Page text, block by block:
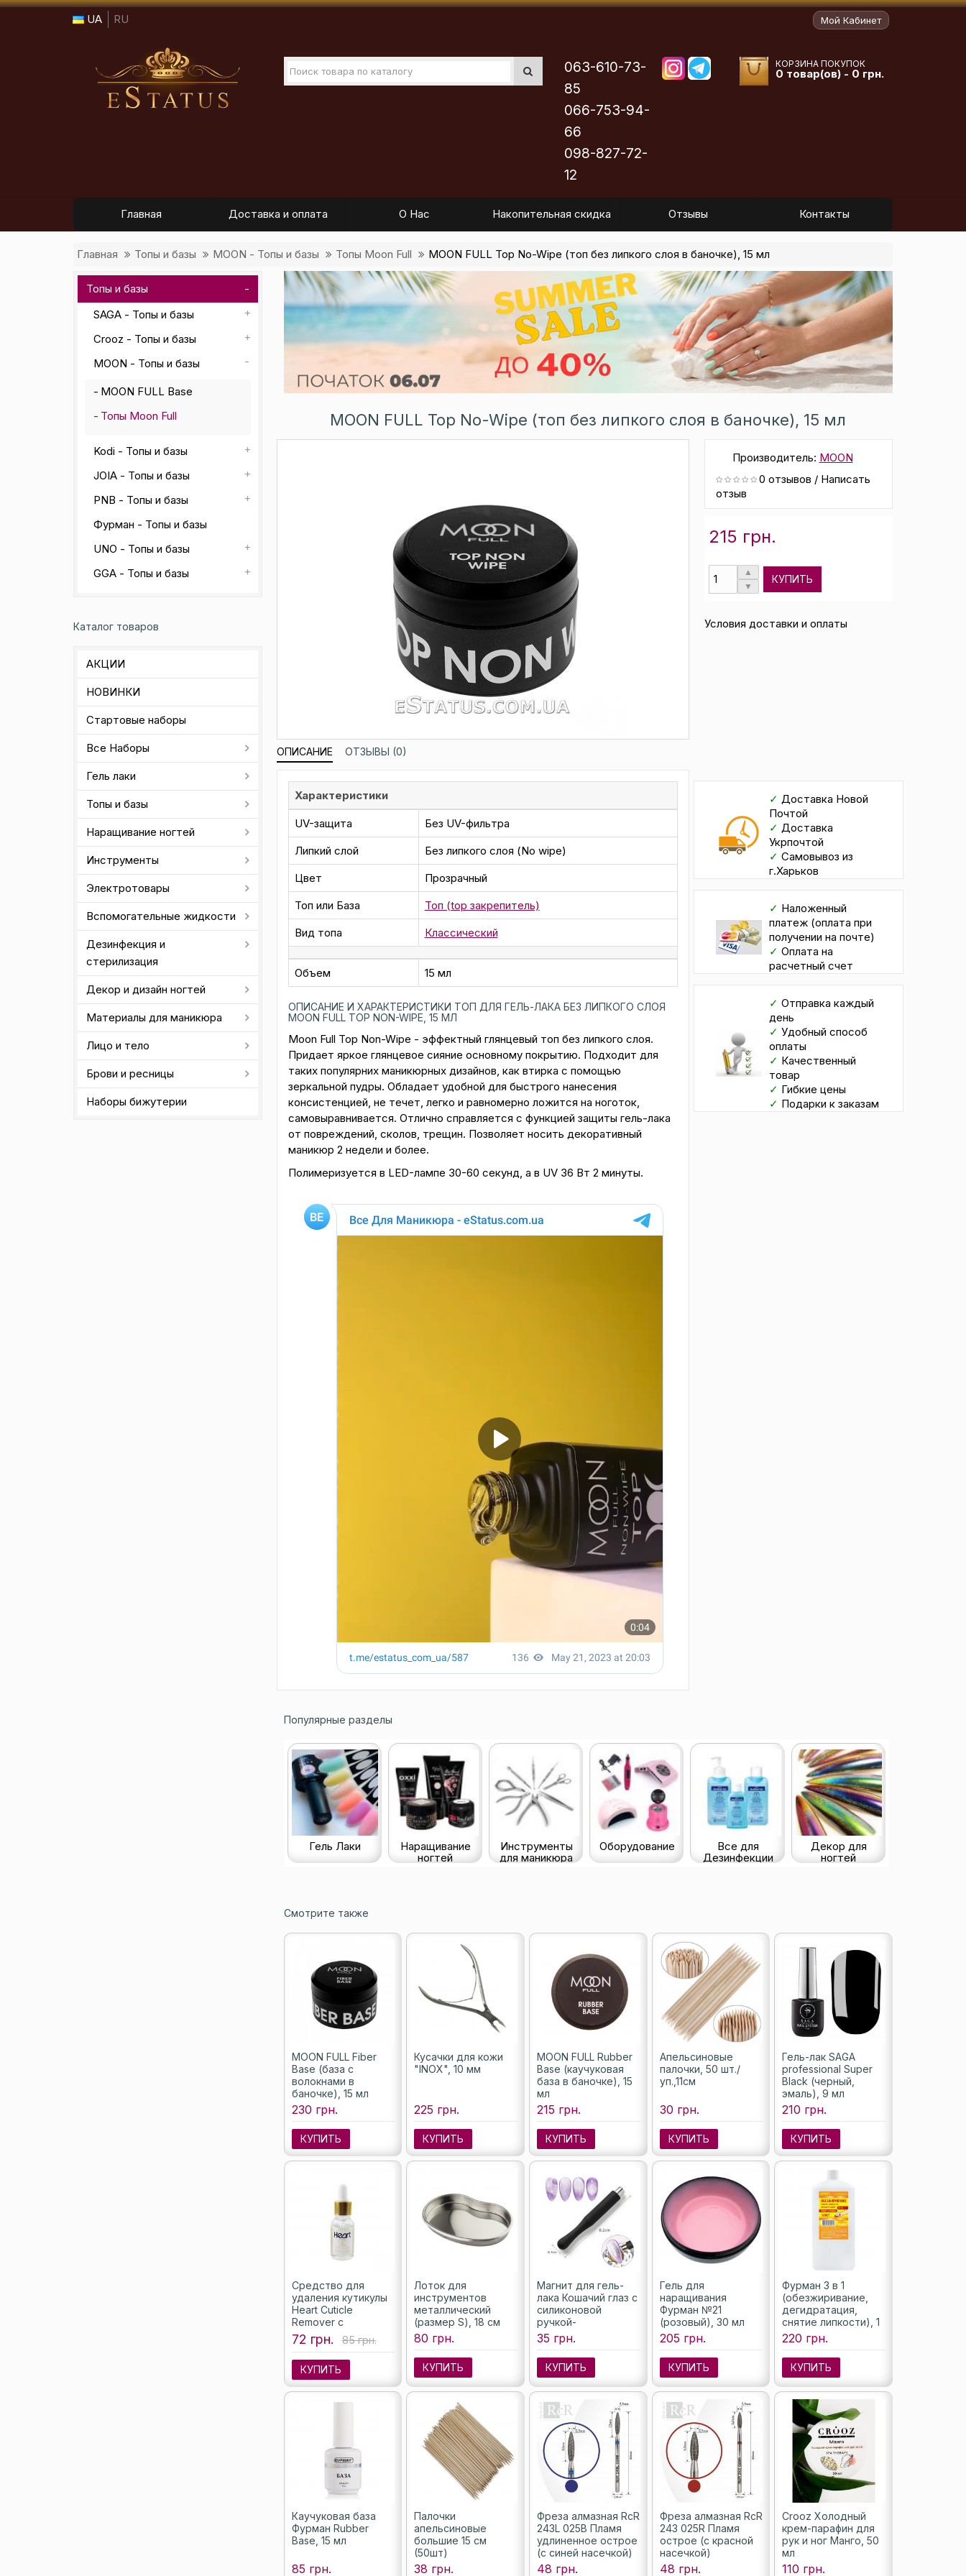
UA RU Мой Кабинет
063-610-73-
85
066-753-94-
66
098-827-72-
12
КОРЗИНА ПОКУПОК
0 товар(ов) - 0 грн.
Главная Доставка и оплата О Нас Накопительная скидка Отзывы Контакты
Главная Топы и базы MOON - Топы и базы Топы Moon Full MOON FULL Top No-Wipe (топ без липкого слоя в баночке), 15 мл
Топы и базы
SAGA - Топы и базы
Crooz - Топы и базы
MOON - Топы и базы
MOON FULL Base
Топы Moon Full
Kodi - Топы и базы
JOIA - Топы и базы
PNB - Топы и базы
Фурман - Топы и базы
UNO - Топы и базы
GGA - Топы и базы
Каталог товаров
АКЦИИ
НОВИНКИ
Стартовые наборы
Все Наборы
Гель лаки
Топы и базы
Наращивание ногтей
Инструменты
Электротовары
Вспомогательные жидкости
Дезинфекция и
стерилизация
Декор и дизайн ногтей
Материалы для маникюра
Лицо и тело
Брови и ресницы
Наборы бижутерии
MOON FULL Top No-Wipe (топ без липкого слоя в баночке), 15 мл
ОПИСАНИЕ ОТЗЫВЫ (0)
Производитель: MOON
0 отзывов / Написать
отзыв
215 грн.
КУПИТЬ
Условия доставки и оплаты
Характеристики
UV-защита
Без UV-фильтра
Липкий слой
Без липкого слоя (No wipe)
Цвет
Прозрачный
Топ или База
Топ (top закрепитель)
Вид топа
Классический
Объем 15 мл
ОПИСАНИЕ И ХАРАКТЕРИСТИКИ ТОП ДЛЯ ГЕЛЬ-ЛАКА БЕЗ ЛИПКОГО СЛОЯ
MOON FULL TOP NON-WIPE, 15 МЛ
Moon Full Top Non-Wipe - эффектный глянцевый топ без липкого слоя.
Придает яркое глянцевое сияние основному покрытию. Подходит для
таких популярних маникюрных дизайнов, как втирка с помощью
зеркальной пудры. Обладает удобной для быстрого нанесения
консистенцией, не течет, легко и равномерно ложится на ноготок,
самовыравнивается. Отлично справляется с функцией защиты гель-лака
от повреждений, сколов, трещин. Позволяет носить декоративный
маникюр 2 недели и более.
Полимеризуется в LED-лампе 30-60 секунд, а в UV 36 Вт 2 минуты.
✓ Доставка Новой
Почтой
✓ Доставка
Укрпочтой
✓ Самовывоз из
г.Харьков
✓ Наложенный
платеж (оплата при
получении на почте)
✓ Оплата на
расчетный счет
✓ Отправка каждый
день
✓ Удобный способ
оплаты
✓ Качественный
товар
✓ Гибкие цены
✓ Подарки к заказам
Популярные разделы
Гель Лаки
Наращивание
ногтей
Инструменты
для маникюра
Оборудование
Все для
Дезинфекции
Декор для
ногтей
Смотрите также
MOON FULL Fiber
Base (база с
волокнами в
баночке), 15 мл
230 грн.
КУПИТЬ
Кусачки для кожи
"INOX", 10 мм
225 грн.
КУПИТЬ
MOON FULL Rubber
Base (каучуковая
база в баночке), 15
мл
215 грн.
КУПИТЬ
Апельсиновые
палочки, 50 шт./
уп.,11см
30 грн.
КУПИТЬ
Гель-лак SAGA
professional Super
Black (черный,
эмаль), 9 мл
210 грн.
КУПИТЬ
Средство для
удаления кутикулы
Heart Cuticle
Remover с
пипеткой, цвет
прозрачный 15 мл
72 грн. 85 грн.
КУПИТЬ
Лоток для
инструментов
металлический
(размер S), 18 см
80 грн.
КУПИТЬ
Магнит для гель-
лака Кошачий глаз с
силиконовой
ручкой-
держателем
35 грн.
КУПИТЬ
Гель для
наращивания
Фурман №21
(розовый), 30 мл
205 грн.
КУПИТЬ
Фурман 3 в 1
(обезжиривание,
дегидратация,
снятие липкости), 1
л
220 грн.
КУПИТЬ
Каучуковая база
Фурман Rubber
Base, 15 мл
85 грн.
Палочки
апельсиновые
большие 15 см
(50шт)
38 грн.
Фреза алмазная RcR
243L 025B Пламя
удлиненное острое
(с синей насечкой)
48 грн.
Фреза алмазная RcR
243 025R Пламя
острое (с красной
насечкой)
48 грн.
Crooz Холодный
крем-парафин для
рук и ног Манго, 50
мл
110 грн.